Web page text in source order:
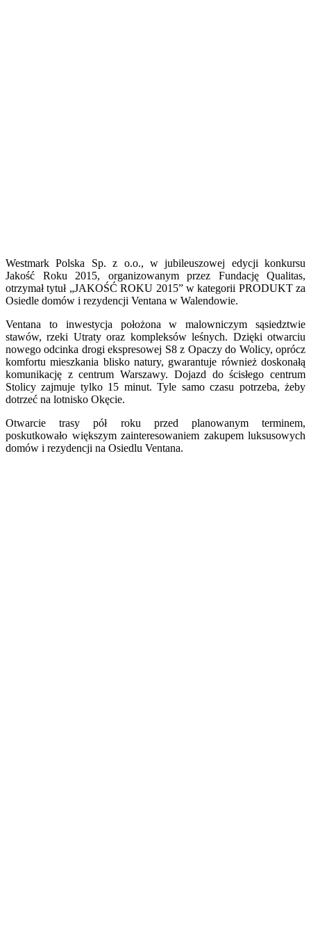
Westmark Polska Sp. z o.o., w jubileuszowej edycji konkursu
Jakość Roku 2015, organizowanym przez Fundację Qualitas,
otrzymał tytuł „JAKOŚĆ ROKU 2015” w kategorii PRODUKT za
Osiedle domów i rezydencji Ventana w Walendowie.
Ventana to inwestycja położona w malowniczym sąsiedztwie
stawów, rzeki Utraty oraz kompleksów leśnych. Dzięki otwarciu
nowego odcinka drogi ekspresowej S8 z Opaczy do Wolicy, oprócz
komfortu mieszkania blisko natury, gwarantuje również doskonałą
komunikację z centrum Warszawy. Dojazd do ścisłego centrum
Stolicy zajmuje tylko 15 minut. Tyle samo czasu potrzeba, żeby
dotrzeć na lotnisko Okęcie.
Otwarcie trasy pół roku przed planowanym terminem,
poskutkowało większym zainteresowaniem zakupem luksusowych
domów i rezydencji na Osiedlu Ventana.